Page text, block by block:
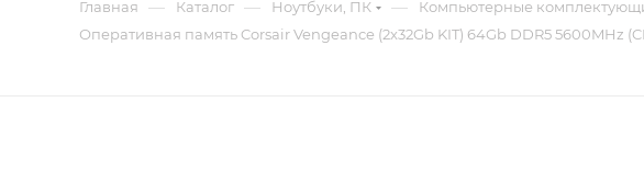
Главная — Каталог — Ноутбуки, ПК — Компьютерные
Оперативная память Corsair Vengeance (2x32Gb KIT) 64Gb DDR5 5600MHz